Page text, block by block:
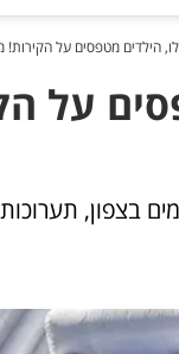
הילדים מטפסים על הקירות!
על
2026: אטרקציות